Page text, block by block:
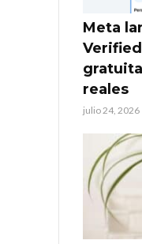
Meta
reales
julio 24, 2026